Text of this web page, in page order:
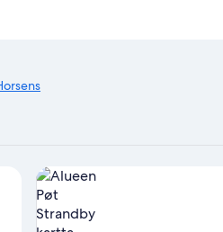
Näytä majoituspaikat